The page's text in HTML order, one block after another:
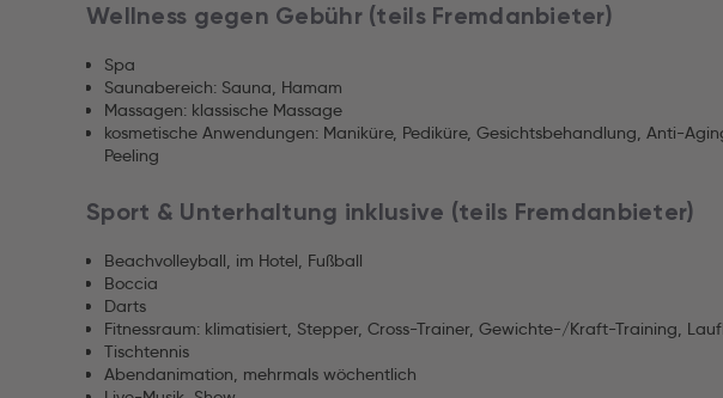
Wellness gegen Gebühr (teils Fremdanbieter)
Spa
Saunabereich: Sauna, Hamam
Massagen: klassische Massage
kosmetische Anwendungen: Maniküre, Pediküre, Gesichtsbehandlung, Anti-
Peeling
Sport & Unterhaltung inklusive (teils Fremdanbieter)
Beachvolleyball, im Hotel, Fußball
Boccia
Darts
Fitnessraum: klimatisiert, Stepper, Cross-Trainer, Gewichte-/Kraft-Training,
Tischtennis
Abendanimation, mehrmals wöchentlich